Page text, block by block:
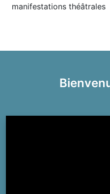
manifestations théâtrales